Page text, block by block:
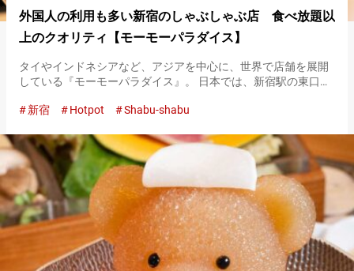
外国人の利用も多い新宿のしゃぶしゃぶ店 食べ放題以
上のクオリティ【モーモーパラダイス】
タイやインドネシアなど、アジアを中心に、世界で店舗を展開
している『モーモーパラダイス』。 日本では、新宿駅の東口と
す。 『モーモーパラダイス』の特徴は、なんといっても質の高
新宿 Hotpot Shabu-shabu